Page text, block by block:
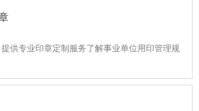
供专业印章定制服务了解事业单位用印管理规